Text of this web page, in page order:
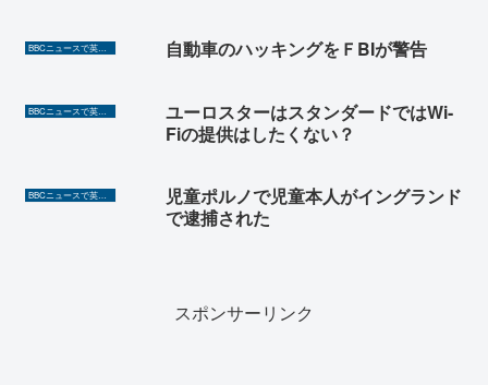
自動車のハッキングをＦBIが警告
ユーロスターはスタンダードではWi-
Fiの提供はしたくない？
BBCニュースで英語を勉強しよう（TOEIC対策に！）
児童ポルノで児童本人がイングランド
で逮捕された
スポンサーリンク